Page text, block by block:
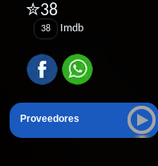
✮38
38 Imdb
Proveedores